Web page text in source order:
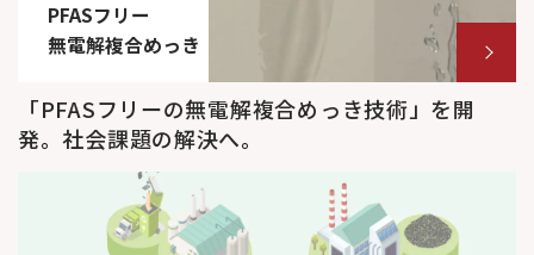
PFASフリー
無電解複合めっき
「PFASフリーの無電解複合めっき技術」を開
発。社会課題の解決へ。